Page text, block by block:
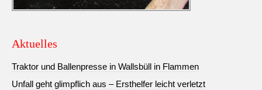
Aktuelles
Traktor und Ballenpresse in Wallsbüll in Flammen
Unfall geht glimpflich aus – Ersthelfer leicht verletzt